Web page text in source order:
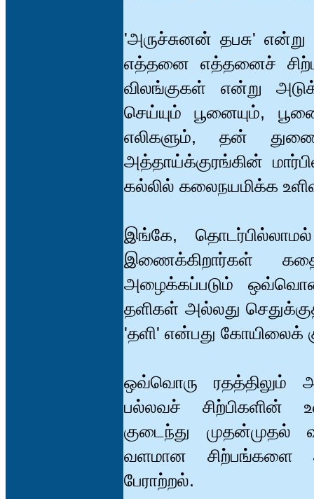
'அருச்சுனன் தபசு' என்று
எத்தனை எத்தனைச்
விலங்குகள் என்று
செய்யும் பூனையும்,
எலிகளும், தன்
அத்தாய்க்குரங்கின்
கல்லில் கலைநயமிக்க
இங்கே,
இணைக்கிறார்கள்
அழைக்கப்படும்
தளிகள் அல்லது
'தளி' என்பது கோயிலைக்
ஒவ்வொரு ரதத்திலும்
பல்லவச் சிற்பிகளின்
குடைந்து முதன்முதல்
வளமான சிற்பங்களை
பேராற்றல்.